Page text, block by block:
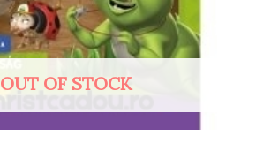
OUT OF STOCK